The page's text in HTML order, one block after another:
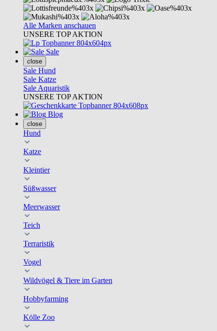
Alle Marken anschauen
UNSERE TOP AKTION
Sale
close
Sale Hund
Sale Katze
Sale Aquaristik
UNSERE TOP AKTION
Blog
close
Hund
Katze
Kleintier
Süßwasser
Meerwasser
Teich
Terraristik
Vogel
Wildvögel & Tiere im Garten
Hobbyfarming
Kölle Zoo